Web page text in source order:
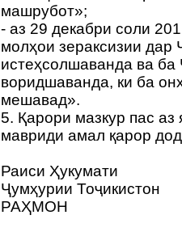
машрубот»;
- аз 29 декабри соли
молҳои зераксизии дар
истеҳсолшаванда ва ба
воридшаванда, ки ба
мешавад».
5. Қарори мазкур пас
мавриди амал қарор
Раиси Ҳукумати
Ҷумҳурии Тоҷикистон
РАҲМОН